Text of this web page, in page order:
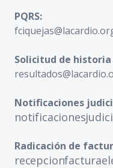
PQRS:
Solicitud de
Notificaciones
Radicación de